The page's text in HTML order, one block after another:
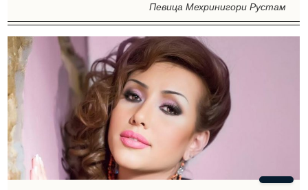
Певица Мехринигори Рустам